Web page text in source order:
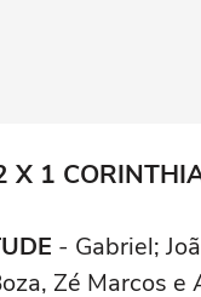
X 1
- Gabriel;
Zé Marcos e